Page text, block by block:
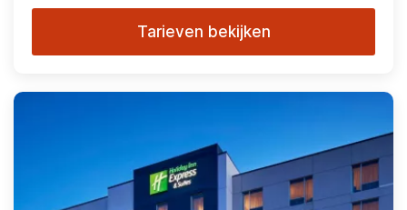
Tarieven bekijken